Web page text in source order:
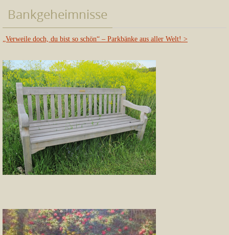
Bankgeheimnisse
„Verweile doch, du bist so schön“ – Parkbänke aus aller Welt! >